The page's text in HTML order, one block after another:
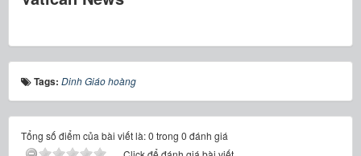
Tags: Dinh Giáo hoàng
Tổng số điểm của bài viết là: 0 trong 0 đánh giá